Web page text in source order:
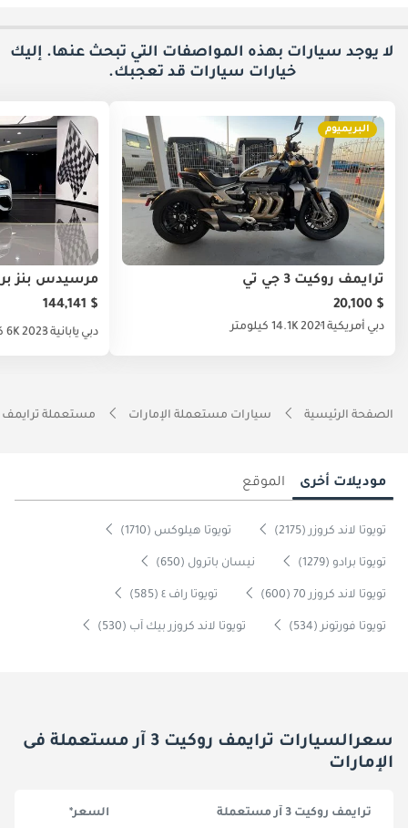
لا يوجد سيارات بهذه المواصفات التي تبحث عنها. إليك
خيارات سيارات قد تعجبك.
البريميوم
ترايمف روكيت 3 جي تي
$ 20,100
دبي أمريكية 202114.1K كيلومتر
$ 144,141
دبي يابانية20236K كيلومتر
الصفحة الرئيسية سيارات مستعملة الإمارات مستعملة ترايمف
موديلات أخرى الموقع
تويوتا لاند كروزر (2175) تويوتا هيلوكس (1710)
تويوتا برادو (1279) نيسان باترول (650)
تويوتا لاند كروزر 70 (600) تويوتا راف ٤ (585)
تويوتا فورتونر (534) تويوتا لاند كروزر بيك آب (530)
سعرالسيارات ترايمف روكيت 3 آر مستعملة فى
الإمارات
ترايمف روكيت 3 آر مستعملة السعر*